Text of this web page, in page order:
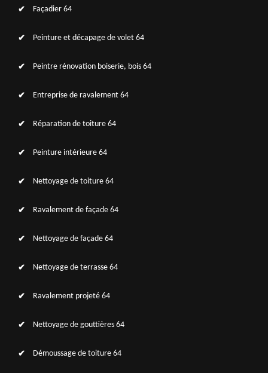
Façadier 64
Peinture et décapage de volet 64
Peintre rénovation boiserie, bois 64
Entreprise de ravalement 64
Réparation de toiture 64
Peinture intérieure 64
Nettoyage de toiture 64
Ravalement de façade 64
Nettoyage de façade 64
Nettoyage de terrasse 64
Ravalement projeté 64
Nettoyage de gouttières 64
Démoussage de toiture 64